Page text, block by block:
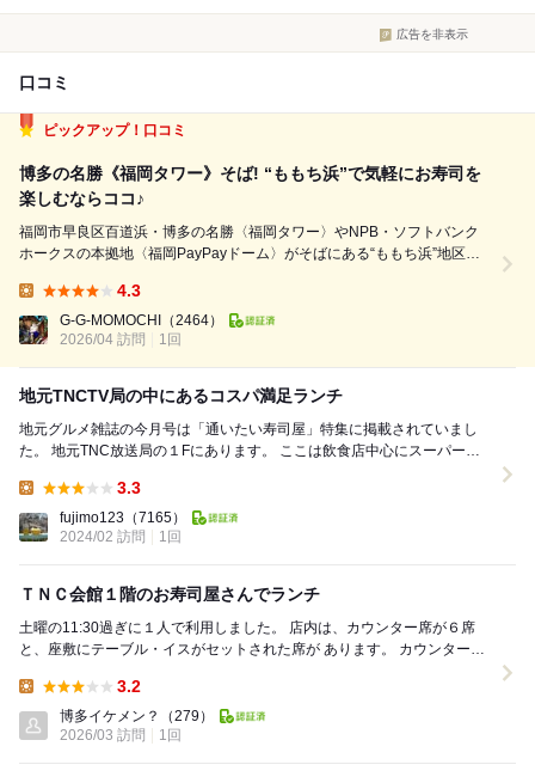
広告を非表示
口コミ
ピックアップ！口コミ
博多の名勝《福岡タワー》そば! “ももち浜”で気軽にお寿司を
楽しむならココ♪
福岡市早良区百道浜・博多の名勝〈福岡タワー〉やNPB・ソフトバンク
ホークスの本拠地〈福岡PayPayドーム〉がそばにある“ももち浜”地区
パヴェリア〉の1階にある寿司店。 “突き出し”から始まり、メインは“割烹
料理”、そして最後の締め...
4.3
G‐G-MOMOCHI
（2464）
2026/04 訪問
1回
地元TNCTV局の中にあるコスパ満足ランチ
地元グルメ雑誌の今月号は「通いたい寿司屋」特集に掲載されていまし
た。 地元TNC放送局の１Fにあります。 ここは飲食店中心にスーパーの
3.3
fujimo123 （7165）
2024/02 訪問
1回
ＴＮＣ会館１階のお寿司屋さんでランチ
土曜の11:30過ぎに１人で利用しました。 店内は、カウンター席が６席
と、座敷にテーブル・イスがセットされた席が あります。 カウンター席
3.2
博多イケメン？
（279）
2026/03 訪問
1回